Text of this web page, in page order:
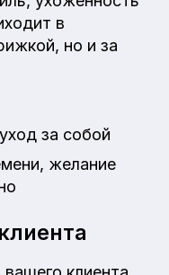
в
но и за
за собой
желание